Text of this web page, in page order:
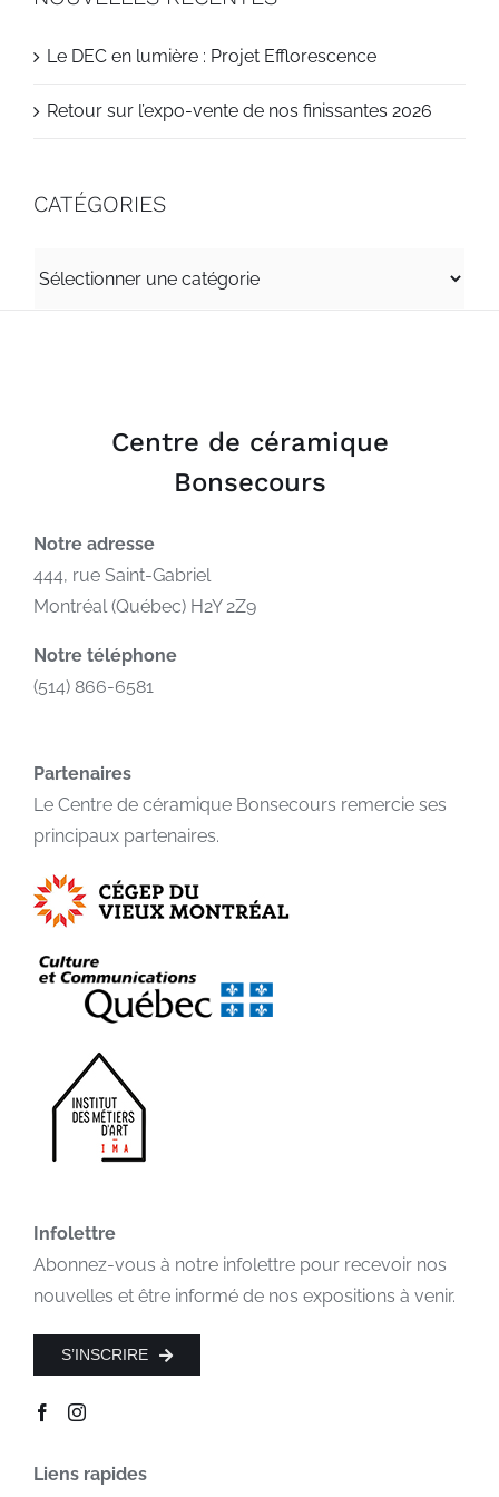
Le DEC en lumière : Projet Efflorescence
Retour sur l’expo-vente de nos finissantes 2026
CATÉGORIES
Centre de céramique
Bonsecours
Notre adresse
444, rue Saint-Gabriel
Montréal (Québec) H2Y 2Z9
Notre téléphone
(514) 866-6581
Partenaires
Le Centre de céramique Bonsecours remercie ses
principaux partenaires.
Infolettre
Abonnez-vous à notre infolettre pour recevoir nos
nouvelles et être informé de nos expositions à venir.
S’INSCRIRE
Liens rapides